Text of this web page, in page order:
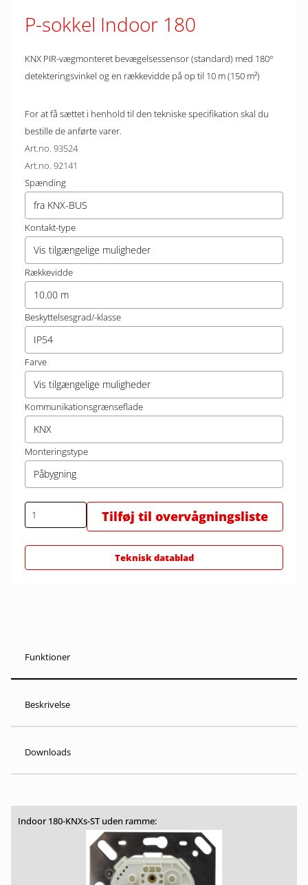
P-sokkel Indoor 180
KNX PIR-vægmonteret bevægelsessensor (standard) med 180°
detekteringsvinkel og en rækkevidde på op til 10 m (150 m²)
For at få sættet i henhold til den tekniske specifikation skal du
bestille de anførte varer.
Art.no. 93524
Art.no. 92141
Spænding
fra KNX-BUS
Kontakt-type
Vis tilgængelige muligheder
Rækkevidde
10.00 m
Beskyttelsesgrad/-klasse
IP54
Farve
Vis tilgængelige muligheder
Kommunikationsgrænseflade
KNX
Monteringstype
Påbygning
Tilføj til overvågningsliste
Teknisk datablad
Funktioner
Beskrivelse
Downloads